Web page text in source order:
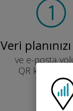
Ubigi
Veri
ve e-posta
QR kodu ile
Hızlı!